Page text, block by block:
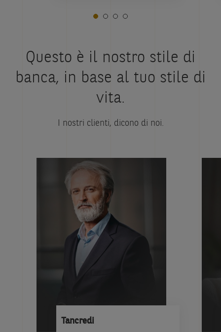
Questo è il nostro stile di
banca, in base al tuo stile di
vita.
I nostri clienti, dicono di noi.
Tancredi